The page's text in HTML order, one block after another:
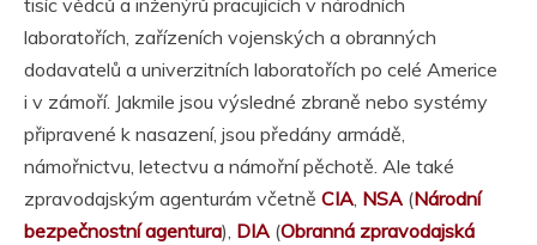
tisíc vědců a inženýrů pracujících v národních
laboratořích, zařízeních vojenských a obranných
dodavatelů a univerzitních laboratořích po celé Americe
i v zámoří. Jakmile jsou výsledné zbraně nebo systémy
připravené k nasazení, jsou předány armádě,
námořnictvu, letectvu a námořní pěchotě. Ale také
zpravodajským agenturám včetně CIA, NSA(Národní
bezpečnostní agentura), DIA(Obranná zpravodajská